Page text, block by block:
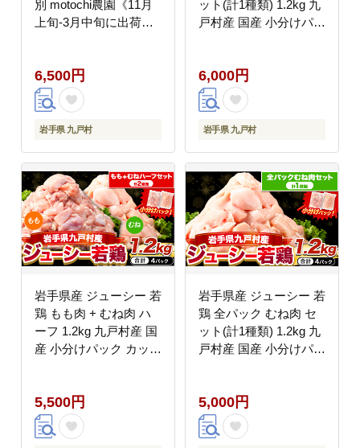
別 motochi農園《11月
上旬-3月中旬に出荷予
産 国産 お取り寄せ 送
料無料 大きい 不揃い
シイタケ 山盛り 干し椎
茸 肉厚 出汁 煮物 鍋 茶
isk_mtks_11j3c_24_6500_1kg-
--
6,500円
岩手県 九戸村
ット(計1種類) 1.2kg 九
戸村産 国産 小分けパッ
けバック 鳥 とりもも
冷凍 大容量 もも肉 簡
易包装 ふるさと納税
肉 とり とり肉---
--
6,000円
岩手県 九戸村
岩手県産 ジューシー 若
鶏 もも肉 + むね肉 ハ
ーフ 1.2kg 九戸村産 国
産 小分けパック カット
鳥 とりもも 冷凍 大容
量 もも肉 簡易包装 ふ
るさと納税 肉 とり と
5,500円
岩手県産 ジューシー 若
鶏 全パック むね肉 セ
ット(計1種類) 1.2kg 九
戸村産 国産 小分けパッ
けバック 鳥 とりもも
冷凍 大容量 もも肉 簡
易包装 ふるさと納税
5,000円